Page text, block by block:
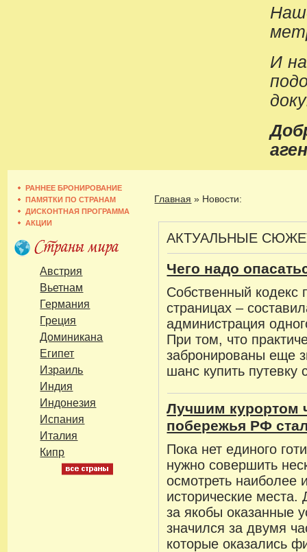
И
РАННЕЕ БРОНИРОВАНИЕ
ПАМЯТКИ ПО СТРАНАМ
ДИСКОНТНАЯ ПРОГРАММА
АКЦИИ
Австрия
Вьетнам
Германия
Греция
Доминикана
Египет
Израиль
Индия
Индонезия
Испания
Италия
Кипр
Главная » Новости:
АКТУАЛЬНЫЕ
Чего надо
Собственный кодекс
страницах –
администрация
При том, что
забронированы еще
шанс купить путевку
Лучшим курортом
побережья РФ
Пока нет единого
нужно совершить
осмотреть наиболее
исторические места.
за якобы оказанные
значился за двумя
которые оказались